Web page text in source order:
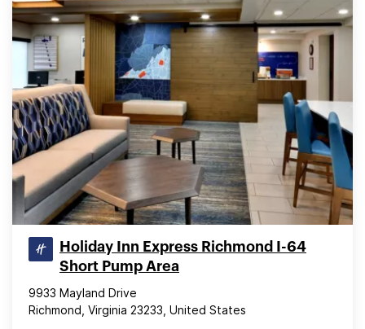
Holiday Inn Express Richmond I-64
Short Pump Area
9933 Mayland Drive
Richmond, Virginia 23233, United States